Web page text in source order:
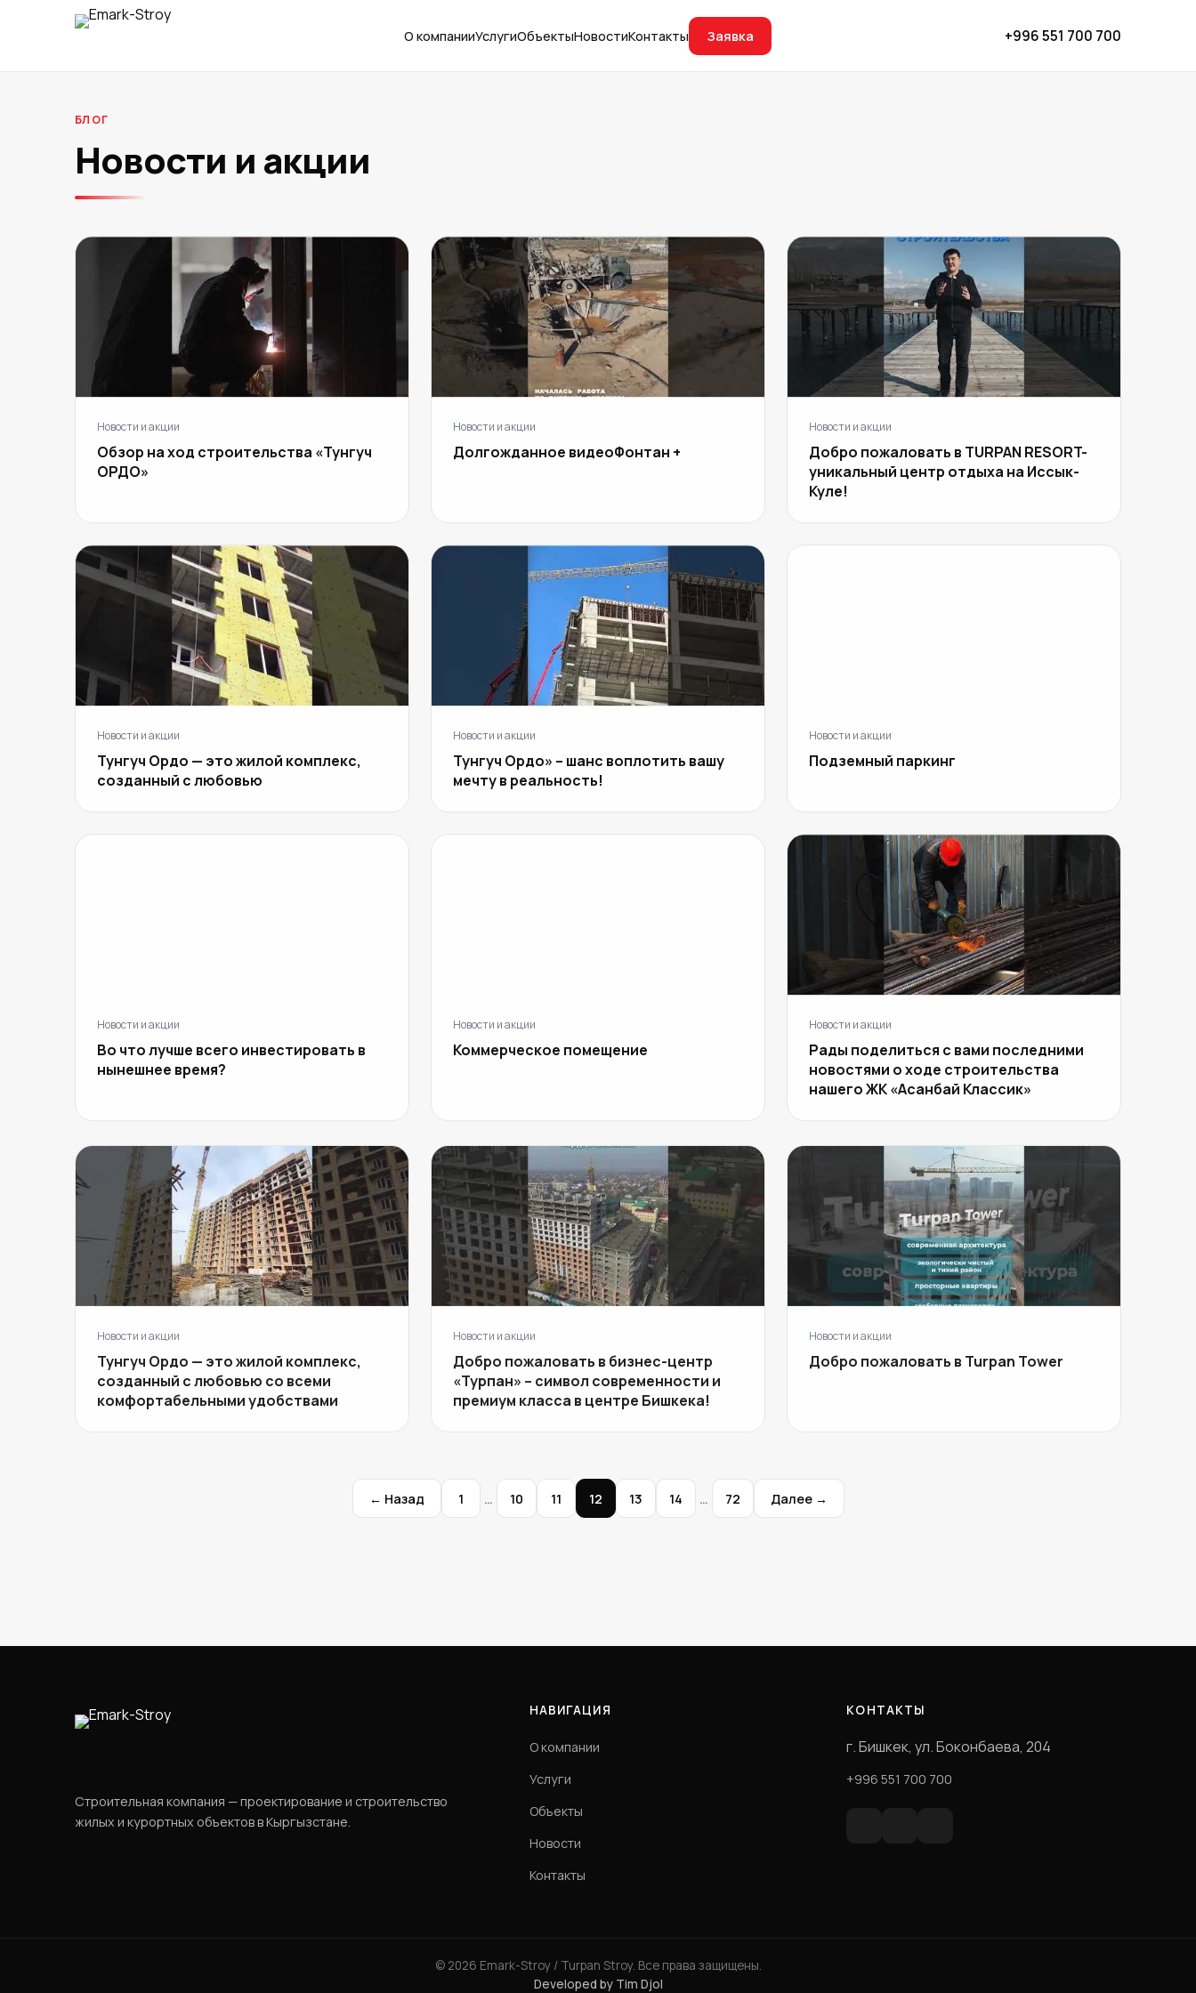
О компанииУслугиОбъектыНовостиКонтакты Заявка +996 551 700 700
БЛОГ
Новости и акции
Новости и акции
Обзор на ход строительства «Тунгуч
ОРДО»
Новости и акции
Долгожданное видеоФонтан +
Новости и акции
Добро пожаловать в TURPAN RESORT-
уникальный центр отдыха на Иссык-
Куле!
Новости и акции
Тунгуч Ордо — это жилой комплекс,
созданный с любовью
Новости и акции
Тунгуч Ордо» – шанс воплотить вашу
мечту в реальность!
Новости и акции
Подземный паркинг
Новости и акции
Во что лучше всего инвестировать в
нынешнее время?
Новости и акции
Коммерческое помещение
Новости и акции
Рады поделиться с вами последними
новостями о ходе строительства
нашего ЖК «Асанбай Классик»
Новости и акции
Тунгуч Ордо — это жилой комплекс,
созданный с любовью со всеми
комфортабельными удобствами
Новости и акции
Добро пожаловать в бизнес-центр
«Турпан» – символ современности и
премиум класса в центре Бишкека!
Новости и акции
Добро пожаловать в Turpan Tower
← Назад 1 … 10 11 12 13 14 … 72 Далее →
Строительная компания — проектирование и строительство
жилых и курортных объектов в Кыргызстане.
НАВИГАЦИЯ
О компании
Услуги
Объекты
Новости
Контакты
КОНТАКТЫ
г. Бишкек, ул. Боконбаева, 204
+996 551 700 700
© 2026 Emark-Stroy / Turpan Stroy. Все права защищены.
Developed by Tim Djol